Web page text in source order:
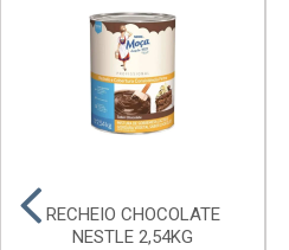
RECHEIO CHOCOLATE
NESTLE 2,54KG